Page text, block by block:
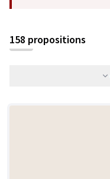
158 propositions